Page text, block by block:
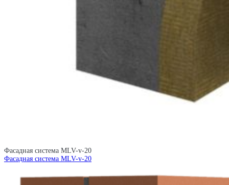
Фасадная система MLV-v-20
Фасадная система MLV-v-20